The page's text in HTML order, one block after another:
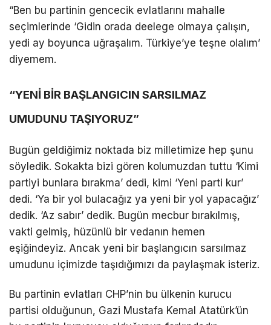
“Ben bu partinin gencecik evlatlarını mahalle
seçimlerinde ‘Gidin orada deelege olmaya çalışın,
yedi ay boyunca uğraşalım. Türkiye’ye teşne olalım’
diyemem.
“YENİ BİR BAŞLANGICIN SARSILMAZ
UMUDUNU TAŞIYORUZ”
Bugün geldiğimiz noktada biz milletimize hep şunu
söyledik. Sokakta bizi gören kolumuzdan tuttu ‘Kimi
partiyi bunlara bırakma’ dedi, kimi ‘Yeni parti kur’
dedi. ‘Ya bir yol bulacağız ya yeni bir yol yapacağız’
dedik. ‘Az sabır’ dedik. Bugün mecbur bırakılmış,
vakti gelmiş, hüzünlü bir vedanın hemen
eşiğindeyiz. Ancak yeni bir başlangıcın sarsılmaz
umudunu içimizde taşıdığımızı da paylaşmak isteriz.
Bu partinin evlatları CHP’nin bu ülkenin kurucu
partisi olduğunun, Gazi Mustafa Kemal Atatürk’ün